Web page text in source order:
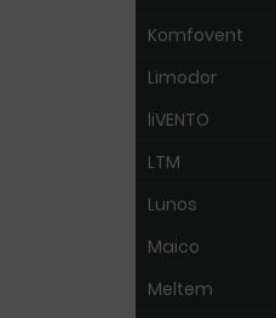
Komfovent
Limodor
liVENTO
LTM
Lunos
Maico
Meltem